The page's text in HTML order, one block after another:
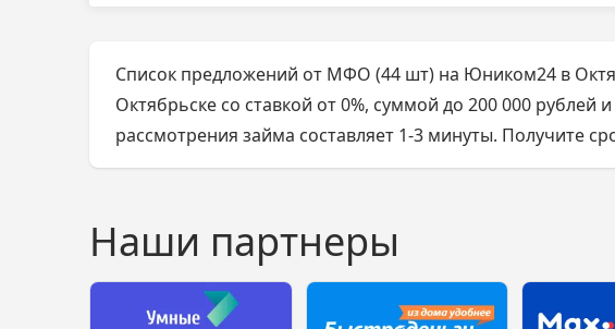
Список предложений от МФО (44 шт) на Юником24 в
Октябрьске со ставкой от 0%, суммой до 200 000
рассмотрения займа составляет 1-3 минуты. Получите
Наши партнеры